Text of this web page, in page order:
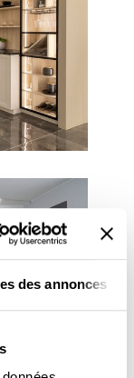
des annonces